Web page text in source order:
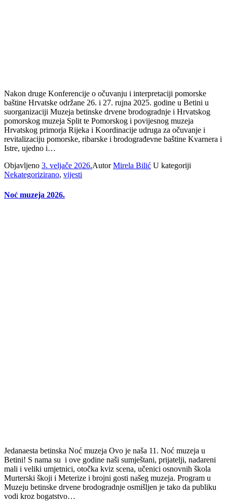
Nakon druge Konferencije o očuvanju i interpretaciji pomorske
baštine Hrvatske održane 26. i 27. rujna 2025. godine u Betini u
suorganizaciji Muzeja betinske drvene brodogradnje i Hrvatskog
pomorskog muzeja Split te Pomorskog i povijesnog muzeja
Hrvatskog primorja Rijeka i Koordinacije udruga za očuvanje i
revitalizaciju pomorske, ribarske i brodograđevne baštine Kvarnera i
Istre, ujedno i…
Objavljeno 3. veljače 2026.AutorMirela Bilić U kategoriji
Nekategorizirano, vijesti
Noć muzeja 2026.
Jedanaesta betinska Noć muzeja Ovo je naša 11. Noć muzeja u
Betini! S nama su i ove godine naši sumještani, prijatelji, nadareni
mali i veliki umjetnici, otočka kviz scena, učenici osnovnih škola
Murterski škoji i Meterize i brojni gosti našeg muzeja. Program u
Muzeju betinske drvene brodogradnje osmišljen je tako da publiku
vodi kroz bogatstvo…